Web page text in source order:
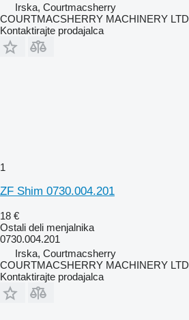
Irska, Courtmacsherry
COURTMACSHERRY MACHINERY LTD
Kontaktirajte prodajalca
1
ZF Shim 0730.004.201
18 €
Ostali deli menjalnika
0730.004.201
Irska, Courtmacsherry
COURTMACSHERRY MACHINERY LTD
Kontaktirajte prodajalca